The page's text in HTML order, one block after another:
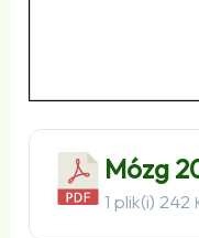
Mózg
1 plik(i)242